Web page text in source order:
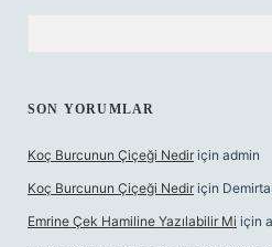
SON YORUMLAR
Koç Burcunun Çiçeği Nedir için admin
Koç Burcunun Çiçeği Nedir için
Emrine Çek Hamiline Yazılabilir Mi için